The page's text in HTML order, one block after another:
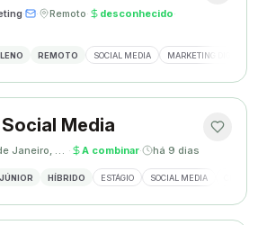
· · Remoto· desconhecido·
REMOTO SOCIAL MEDIA MARKETING DIGITAL
Media
Rio de Janeiro, Brasil · A combinar· há 9 dias
JÚNIOR HÍBRIDO ESTÁGIO SOCIAL MEDIA